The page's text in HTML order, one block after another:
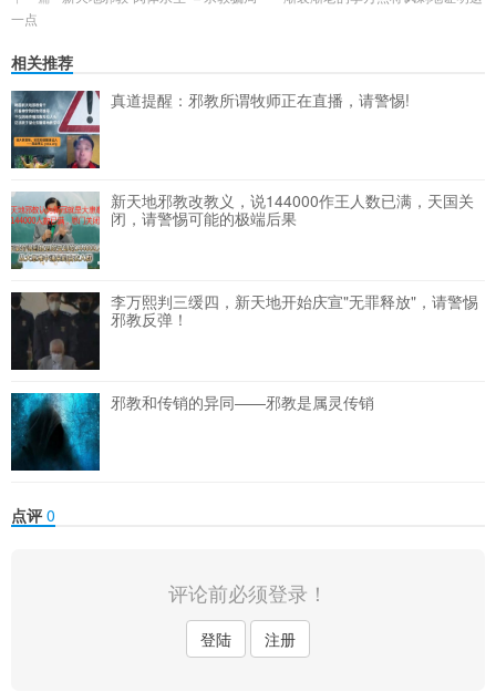
一点
相关推荐
真道提醒：邪教所谓牧师正在直播，请警惕!
新天地邪教改教义，说144000作王人数已满，天国关
闭，请警惕可能的极端后果
李万熙判三缓四，新天地开始庆宣"无罪释放"，请警惕
邪教反弹！
邪教和传销的异同——邪教是属灵传销
点评0
评论前必须登录！
登陆 注册